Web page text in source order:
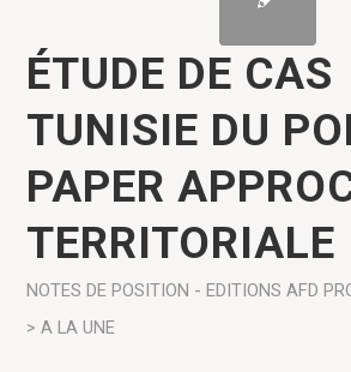
ÉTUDE DE CAS
TUNISIE DU
PAPER
TERRITORIALE
NOTES DE POSITION - EDITIONS AFD
> A LA UNE